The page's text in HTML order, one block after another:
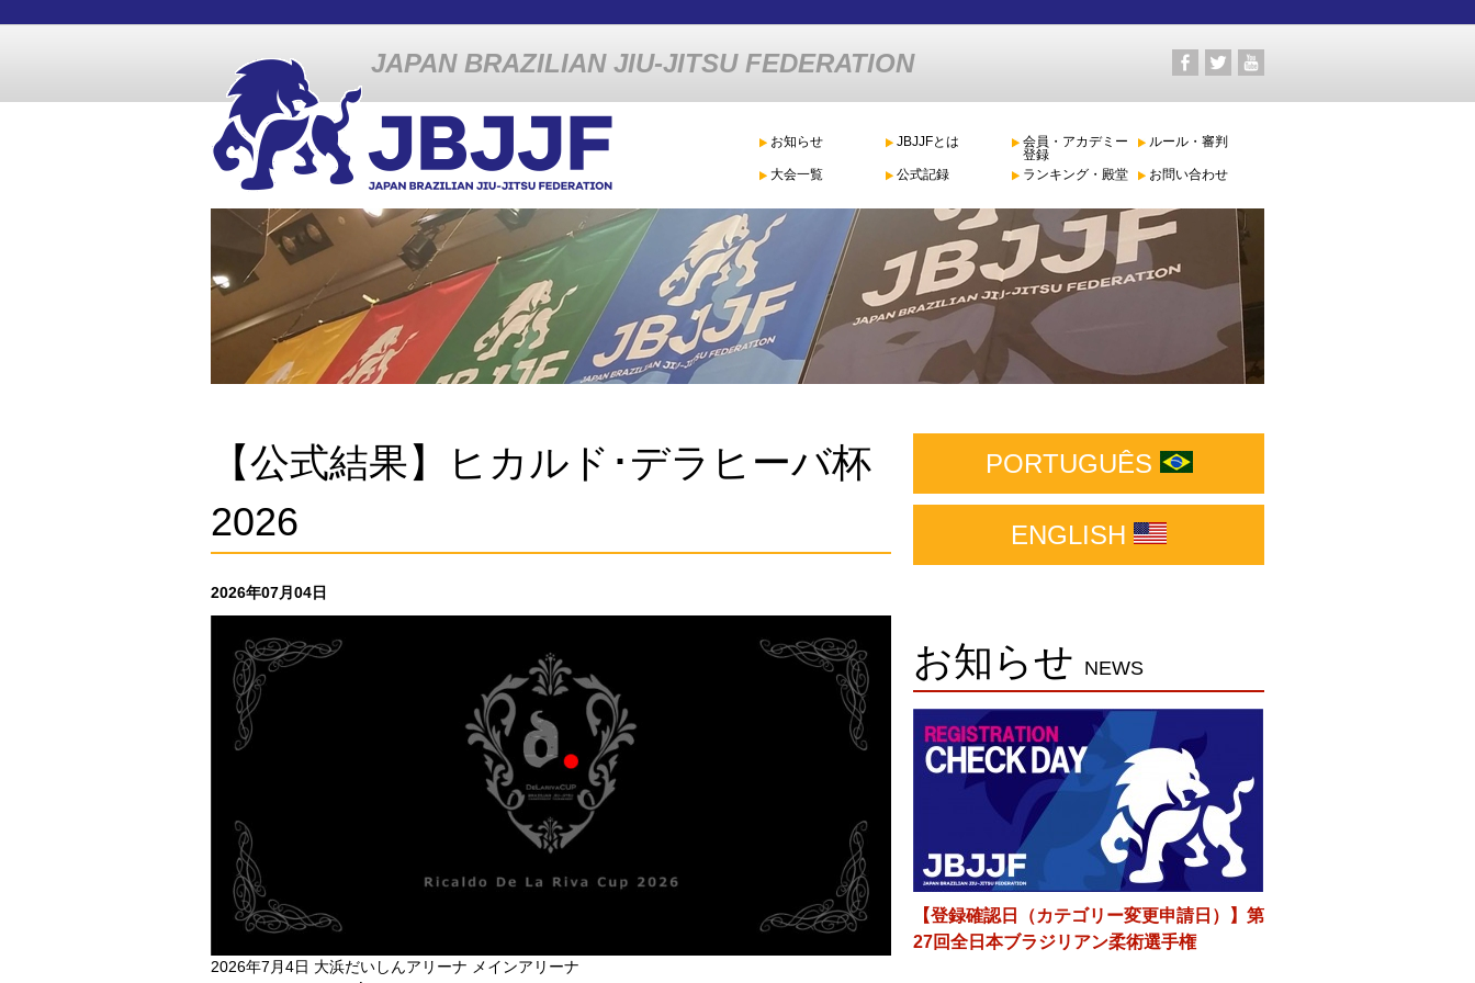
JAPAN BRAZILIAN JIU-JITSU FEDERATION
お知らせ JBJJFとは
会員・アカデミー
登録
ルール・審判
大会一覧 公式記録 ランキング・殿堂 お問い合わせ
【公式結果】ヒカルド･デラヒーバ杯
2026
2026年07月04日
2026年7月4日 大浜だいしんアリーナ メインアリーナ
PORTUGUÊS
ENGLISH
お知らせ NEWS
【登録確認日（カテゴリー変更申請日）】第
27回全日本ブラジリアン柔術選手権